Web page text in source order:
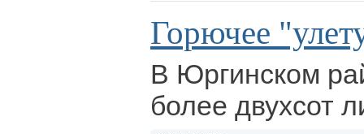
Горючее
В Юргинском
более двухсот